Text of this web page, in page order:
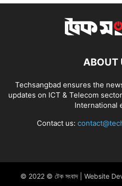
ABOUT
Techsangbad ensures the
updates on ICT & Telecom
International
Contact us:
© 2022 © টেক সংবাদ | Website